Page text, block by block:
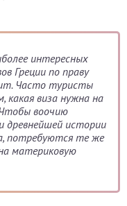
интересных
Греции по праву
Часто туристы
какая виза нужна на
воочию
древнейшей истории
потребуются те же
материковую